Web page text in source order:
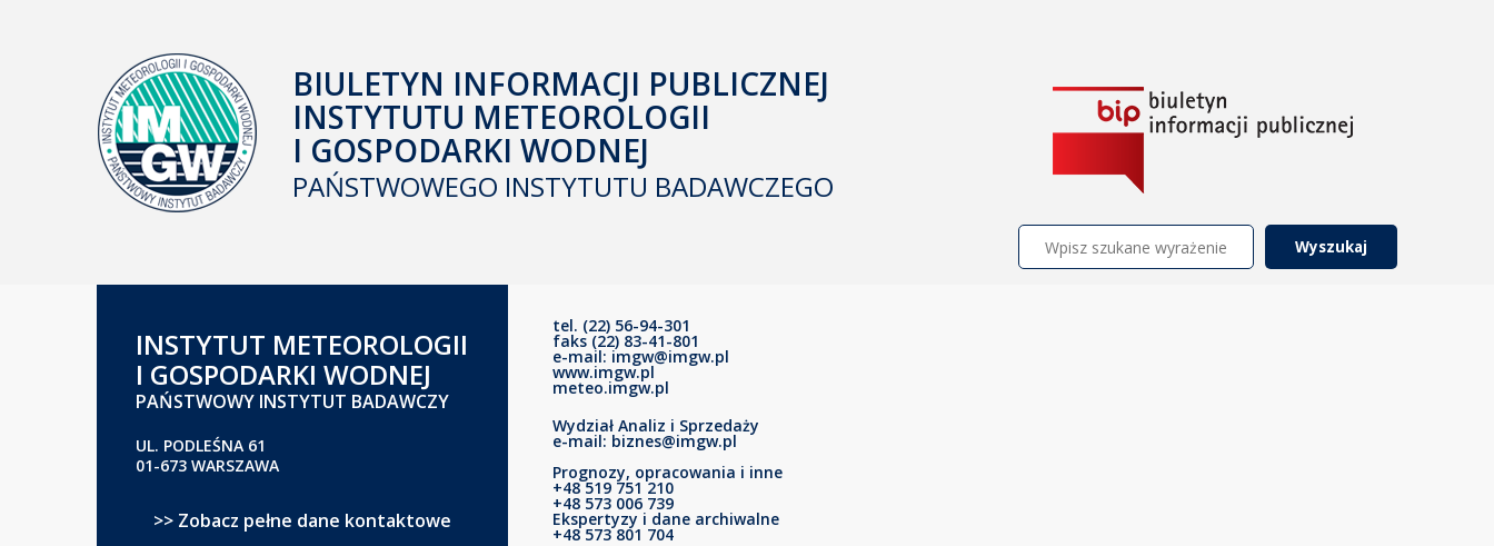
BIULETYN INFORMACJI PUBLICZNEJ
INSTYTUTU METEOROLOGII
I GOSPODARKI WODNEJ
PAŃSTWOWEGO INSTYTUTU BADAWCZEGO
Szukaj:
INSTYTUT METEOROLOGII
I GOSPODARKI WODNEJ
PAŃSTWOWY INSTYTUT BADAWCZY
UL. PODLEŚNA 61
01-673 WARSZAWA
>> Zobacz pełne dane kontaktowe
tel. (22) 56-94-301
faks (22) 83-41-801
e-mail: imgw@imgw.pl
www.imgw.pl
meteo.imgw.pl
Wydział Analiz i Sprzedaży
e-mail: biznes@imgw.pl
Prognozy, opracowania i inne
+48 519 751 210
+48 573 006 739
Ekspertyzy i dane archiwalne
+48 573 801 704